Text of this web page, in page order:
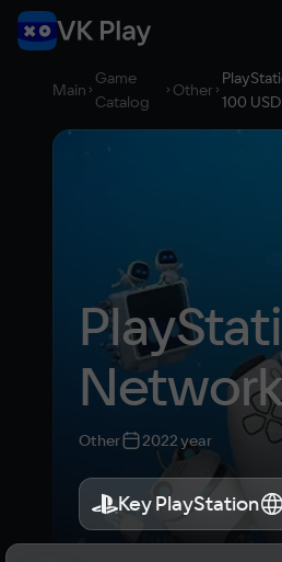
Main
Game
Catalog
Other
100
PSN 100
(USA)
Other 2022 year
Key PlayStation
Key PlayStation